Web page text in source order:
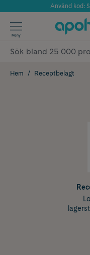
Årets
Använd kod:
✓
Meny
Hem Receptbelagt